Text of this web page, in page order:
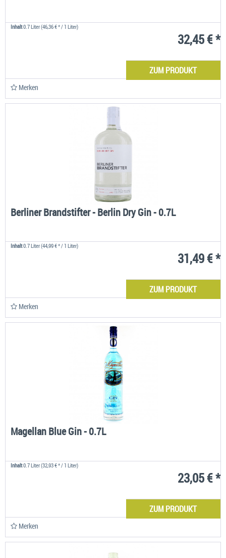
Inhalt0.7 Liter(46,36 € * / 1 Liter)
32,45 € *
ZUM PRODUKT
Merken
Berliner Brandstifter - Berlin Dry Gin - 0.7L
Inhalt0.7 Liter(44,99 € * / 1 Liter)
31,49 € *
ZUM PRODUKT
Merken
Magellan Blue Gin - 0.7L
Inhalt0.7 Liter(32,93 € * / 1 Liter)
23,05 € *
ZUM PRODUKT
Merken